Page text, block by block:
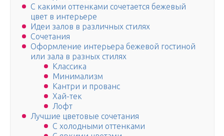
С какими оттенками сочетается бежевый
цвет в интерьере
Идеи залов в различных стилях
Сочетания
Оформление интерьера бежевой гостиной
или зала в разных стилях
Классика
Минимализм
Кантри и прованс
Хай-тек
Лофт
Лучшие цветовые сочетания
С холодными оттенками